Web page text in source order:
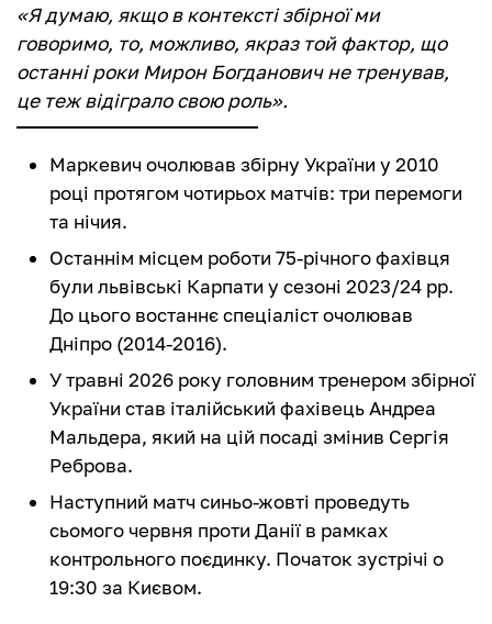
«Я думаю, якщо в контексті збірної ми
говоримо, то, можливо, якраз той фактор, що
останні роки Мирон Богданович не тренував,
це теж відіграло свою роль».
Маркевич очолював збірну України у 2010
році протягом чотирьох матчів: три перемоги
та нічия.
Останнім місцем роботи 75-річного фахівця
були львівські Карпати у сезоні 2023/24 рр.
До цього востаннє спеціаліст очолював
Дніпро (2014-2016).
У травні 2026 року головним тренером збірної
України став італійський фахівець Андреа
Мальдера, який на цій посаді змінив Сергія
Реброва.
Наступний матч синьо-жовті проведуть
сьомого червня проти Данії в рамках
контрольного поєдинку. Початок зустрічі о
19:30 за Києвом.